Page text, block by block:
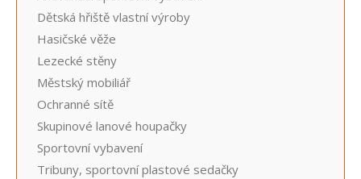
Dětská hřiště vlastní výroby
Hasičské věže
Lezecké stěny
Městský mobiliář
Ochranné sítě
Skupinové lanové houpačky
Sportovní vybavení
Tribuny, sportovní plastové sedačky